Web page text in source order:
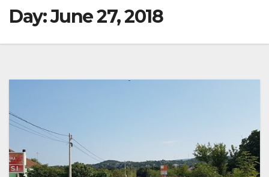
Day:June 27, 2018